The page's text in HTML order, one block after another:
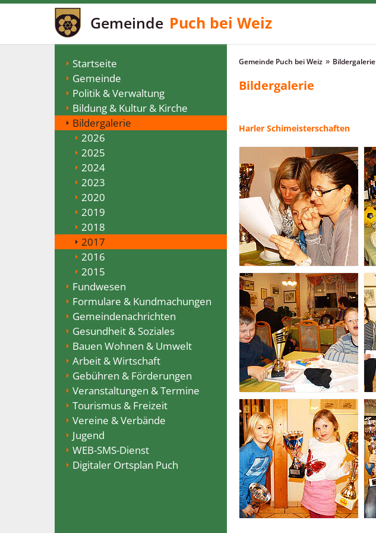
Gemeinde Puch bei Weiz
Startseite
Gemeinde
Politik & Verwaltung
Bildung & Kultur & Kirche
Bildergalerie
2026
2025
2024
2023
2020
2019
2018
2017
2016
2015
Fundwesen
Formulare & Kundmachungen
Gemeindenachrichten
Gesundheit & Soziales
Bauen Wohnen & Umwelt
Arbeit & Wirtschaft
Gebühren & Förderungen
Veranstaltungen & Termine
Tourismus & Freizeit
Vereine & Verbände
Jugend
WEB-SMS-Dienst
Digitaler Ortsplan Puch
Gemeinde Puch bei Weiz Bildergalerie
Bildergalerie
Harler Schimeisterschaften